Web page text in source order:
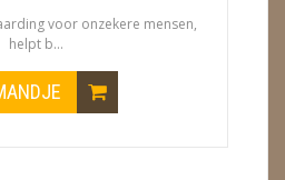
voor onzekere mensen,
helpt b...